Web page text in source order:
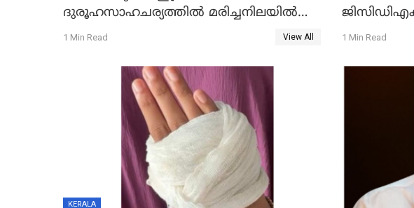
ദുരൂഹസാഹചര്യത്തിൽ മരിച്ചനിലയിൽ
കണ്ടെത്തിയ മലയാളി യുവാവിന്റെ
1 Min Read View All
തോമസ്
1 Min Read
KERALA